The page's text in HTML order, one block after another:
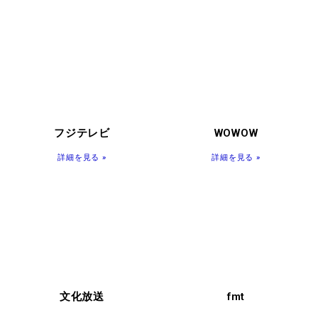
フジテレビ
詳細を見る »
WOWOW
詳細を見る »
文化放送 fmt